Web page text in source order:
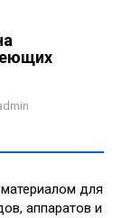
для
аппаратов и